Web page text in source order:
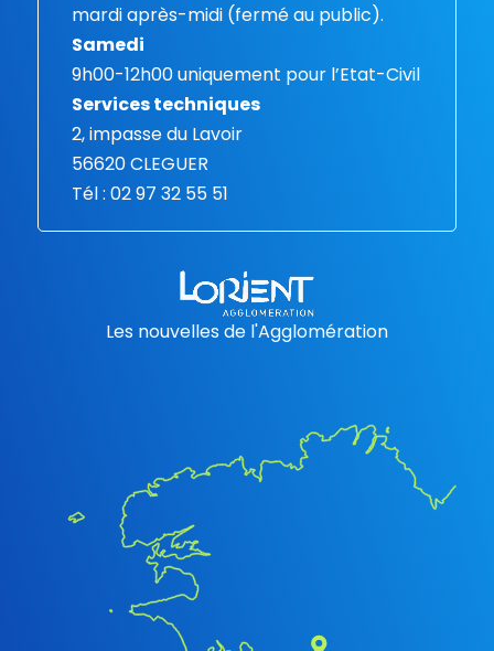
mardi après-midi (fermé au public).
Samedi
9h00-12h00 uniquement pour l’Etat-Civil
Services techniques
2, impasse du Lavoir
56620 CLEGUER
Tél : 02 97 32 55 51
Les nouvelles de l'Agglomération